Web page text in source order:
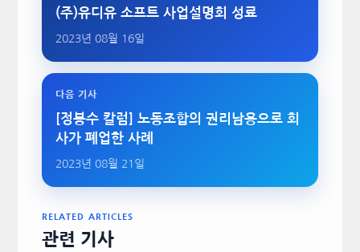
(주)유디유 소프트 사업설명회 성료
2023년 08월 16일
다음 기사
[정봉수 칼럼] 노동조합의 권리남용으로 회
사가 폐업한 사례
2023년 08월 21일
RELATED ARTICLES
관련 기사